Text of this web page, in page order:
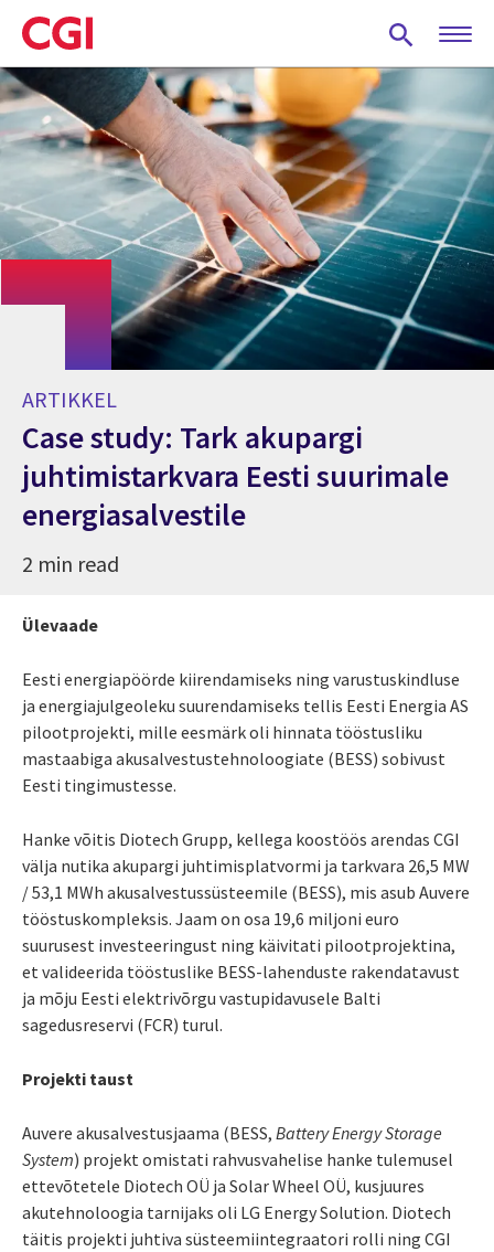
Skip
to
main
content
ARTIKKEL
Case study: Tark akupargi
juhtimistarkvara Eesti suurimale
energiasalvestile
2 min read
Ülevaade
Eesti energiapöörde kiirendamiseks ning varustuskindluse
ja energiajulgeoleku suurendamiseks tellis Eesti Energia AS
pilootprojekti, mille eesmärk oli hinnata tööstusliku
mastaabiga akusalvestustehnoloogiate (BESS) sobivust
Eesti tingimustesse.
Hanke võitis Diotech Grupp, kellega koostöös arendas CGI
välja nutika akupargi juhtimisplatvormi ja tarkvara 26,5 MW
/ 53,1 MWh akusalvestussüsteemile (BESS), mis asub Auvere
tööstuskompleksis. Jaam on osa 19,6 miljoni euro
suurusest investeeringust ning käivitati pilootprojektina,
et valideerida tööstuslike BESS-lahenduste rakendatavust
ja mõju Eesti elektrivõrgu vastupidavusele Balti
sagedusreservi (FCR) turul.
Projekti taust
Auvere akusalvestusjaama (BESS, Battery Energy Storage
System) projekt omistati rahvusvahelise hanke tulemusel
ettevõtetele Diotech OÜ ja Solar Wheel OÜ, kusjuures
akutehnoloogia tarnijaks oli LG Energy Solution. Diotech
täitis projekti juhtiva süsteemiintegraatori rolli ning CGI